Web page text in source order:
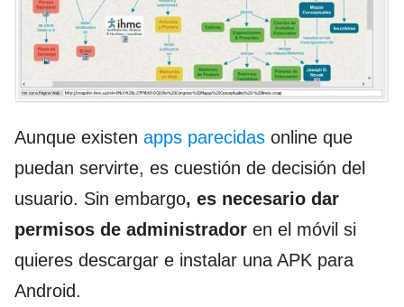
Aunque existen apps parecidas online que
puedan servirte, es cuestión de decisión del
usuario. Sin embargo, es necesario dar
permisos de administrador en el móvil si
quieres descargar e instalar una APK para
Android.